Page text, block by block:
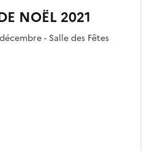
NOËL 2021
- Salle des Fêtes